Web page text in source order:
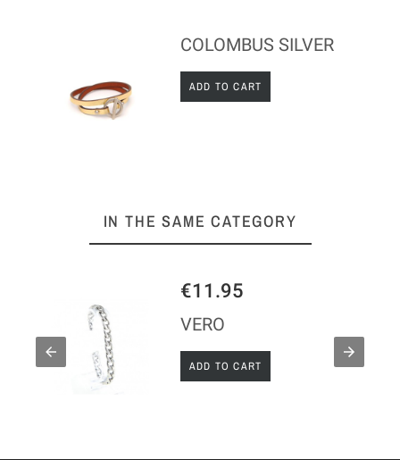
COLOMBUS SILVER
ADD TO CART
IN THE SAME CATEGORY
€11.95
VERO
ADD TO CART